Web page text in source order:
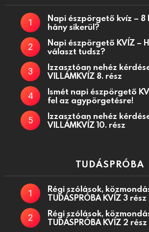
Napi észpörgető kvíz – 8
hány sikerül?
Napi észpörgető KVÍZ –
választ tudsz?
Izzasztóan nehéz
VILLÁMKVÍZ 8. rész
Ismét napi észpörgető
fel az agypörgetésre!
Izzasztóan nehéz
VILLÁMKVÍZ 10. rész
TUDÁSPRÓBA
Régi szólások,
TUDÁSPRÓBA KVÍZ 3 rész
Régi szólások,
TUDÁSPRÓBA KVÍZ 2 rész